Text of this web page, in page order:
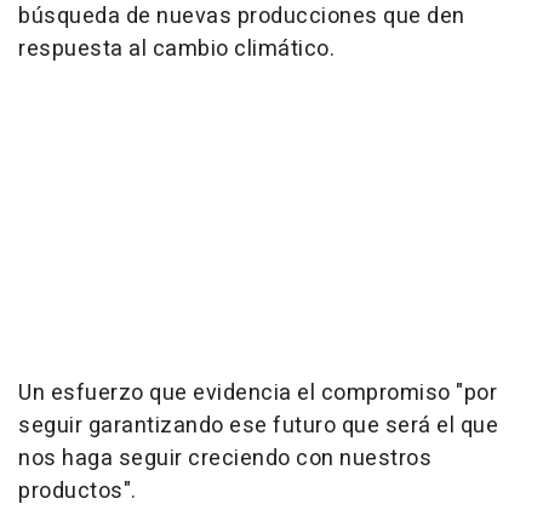
búsqueda de nuevas producciones que den
respuesta al cambio climático.
Un esfuerzo que evidencia el compromiso "por
seguir garantizando ese futuro que será el que
nos haga seguir creciendo con nuestros
productos".